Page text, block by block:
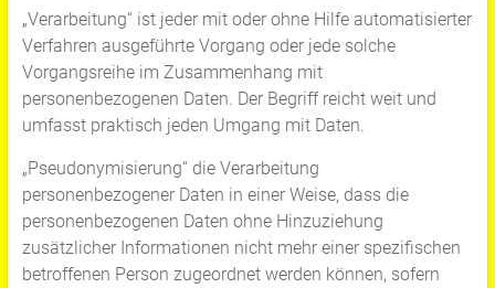
„Verarbeitung“ ist jeder mit oder ohne Hilfe automatisierter
Verfahren ausgeführte Vorgang oder jede solche
Vorgangsreihe im Zusammenhang mit
personenbezogenen Daten. Der Begriff reicht weit und
umfasst praktisch jeden Umgang mit Daten.
„Pseudonymisierung“ die Verarbeitung
personenbezogener Daten in einer Weise, dass die
personenbezogenen Daten ohne Hinzuziehung
zusätzlicher Informationen nicht mehr einer spezifischen
betroffenen Person zugeordnet werden können, sofern